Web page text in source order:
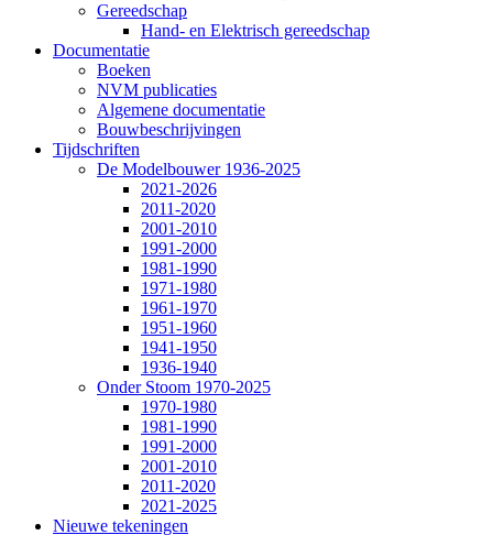
Gereedschap
Hand- en Elektrisch gereedschap
Documentatie
Boeken
NVM publicaties
Algemene documentatie
Bouwbeschrijvingen
Tijdschriften
De Modelbouwer 1936-2025
2021-2026
2011-2020
2001-2010
1991-2000
1981-1990
1971-1980
1961-1970
1951-1960
1941-1950
1936-1940
Onder Stoom 1970-2025
1970-1980
1981-1990
1991-2000
2001-2010
2011-2020
2021-2025
Nieuwe tekeningen